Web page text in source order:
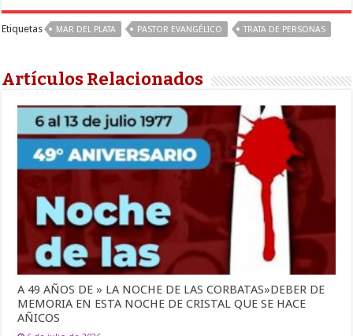
Etiquetas MAR DEL PLATA PASTOR EVANGÉLICO TRATA DE PERSONAS
Artículos Relacionados
A 49 AÑOS DE » LA NOCHE DE LAS CORBATAS»DEBER DE
MEMORIA EN ESTA NOCHE DE CRISTAL QUE SE HACE
AÑICOS